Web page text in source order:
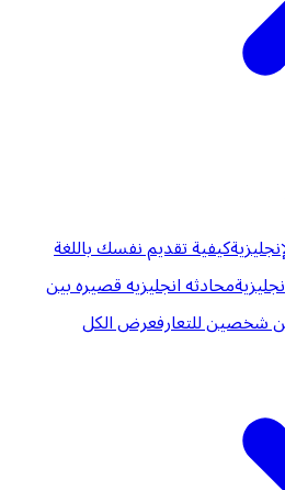
كيفية تقديم نفسك باللغة
محادثه انجليزيه قصيره بين
شخصين للتعارفعرض الكل